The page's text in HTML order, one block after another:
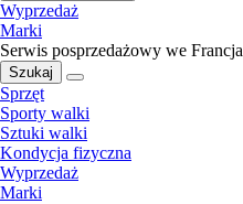
Wyprzedaż
Marki
Serwis posprzedażowy we Francja
Szukaj
Sprzęt
Sporty walki
Sztuki walki
Kondycja fizyczna
Wyprzedaż
Marki